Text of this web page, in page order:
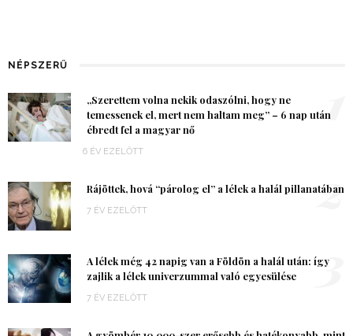
NÉPSZERŰ
„Szerettem volna nekik odaszólni, hogy ne
temessenek el, mert nem haltam meg” – 6 nap után
ébredt fel a magyar nő
6 ÉV EZELŐTT
1
Rájöttek, hová “párolog el” a lélek a halál pillanatában
7 ÉV EZELŐTT 2
A lélek még 42 napig van a Földön a halál után: így
zajlik a lélek univerzummal való egyesülése
7 ÉV EZELŐTT
3